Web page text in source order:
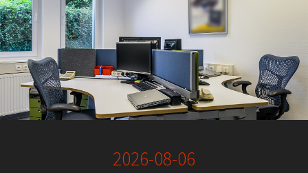
2026-08-06